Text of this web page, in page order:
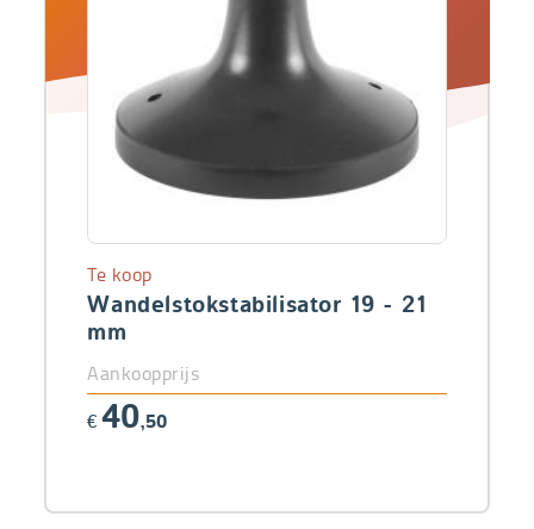
Wandelstokstabilisator 19 - 21
mm
Te koop
Aankoopprijs
€ 40,50